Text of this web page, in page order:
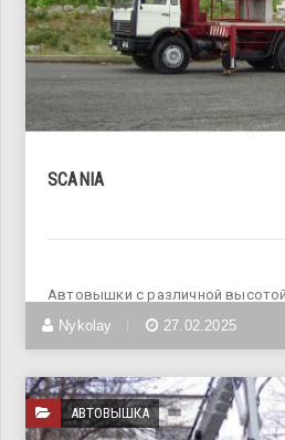
SCANIA
Автовышки с различной
метров
Nykolay 27.02.2025
АВТОВЫШКА